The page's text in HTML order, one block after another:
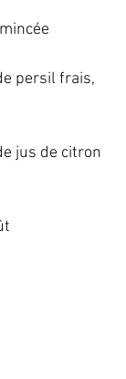
persil frais,
jus de citron